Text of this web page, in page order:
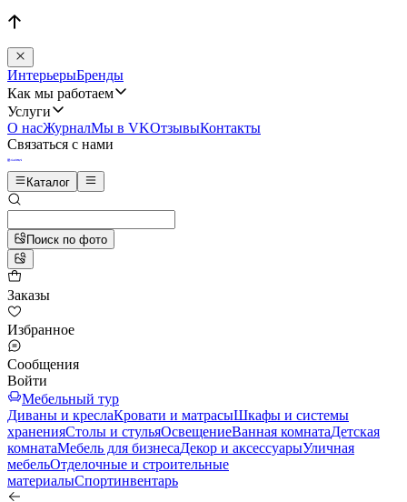
ИнтерьерыБренды
Как мы работаем
Услуги
О насЖурналМы в VKОтзывыКонтакты
Связаться с нами
Каталог
Поиск по фото
Заказы
Избранное
Сообщения
Войти
Мебельный тур
Диваны и креслаКровати и матрасыШкафы и системы
храненияСтолы и стульяОсвещениеВанная комнатаДетская
комнатаМебель для бизнесаДекор и аксессуарыУличная
мебельОтделочные и строительные
материалыСпортинвентарь